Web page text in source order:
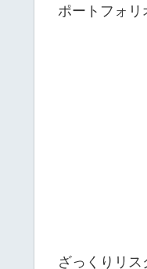
ポートフォリ
ざっくりリス